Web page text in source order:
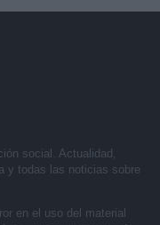
social. Actualidad,
y todas las noticias sobre
en el uso del material